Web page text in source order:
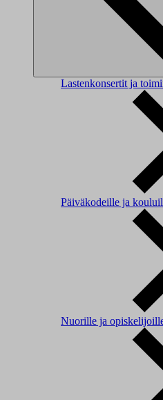
Lastenkonsertit ja
Päiväkodeille ja
Nuorille ja